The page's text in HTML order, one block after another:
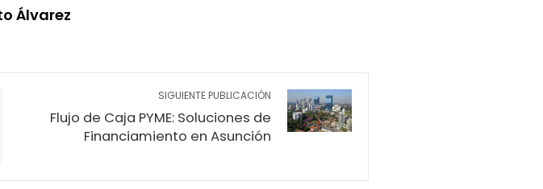
Álvarez
SIGUIENTE PUBLICACIÓN
Flujo de Caja PYME: Soluciones de
Financiamiento en Asunción